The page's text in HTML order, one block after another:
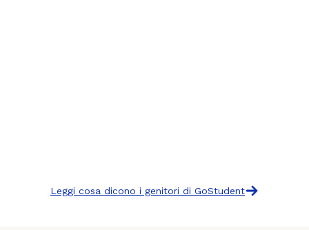
Leggi cosa dicono i genitori di GoStudent